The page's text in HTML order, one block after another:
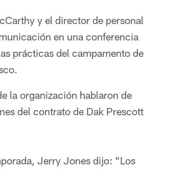
y el director de personal
en una conferencia
prácticas del campamento de
la organización hablaron de
del contrato de Dak Prescott
Jerry Jones dijo: "Los